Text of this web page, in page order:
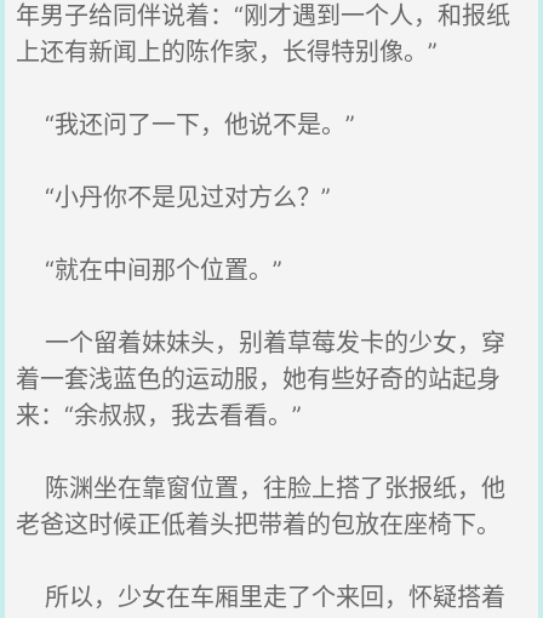
年男子给同伴说着：“刚才遇到一个人，和报纸
上还有新闻上的陈作家，长得特别像。”
“我还问了一下，他说不是。”
“小丹你不是见过对方么？”
“就在中间那个位置。”
一个留着妹妹头，别着草莓发卡的少女，穿
着一套浅蓝色的运动服，她有些好奇的站起身
来：“余叔叔，我去看看。”
陈渊坐在靠窗位置，往脸上搭了张报纸，他
老爸这时候正低着头把带着的包放在座椅下。
所以，少女在车厢里走了个来回，怀疑搭着